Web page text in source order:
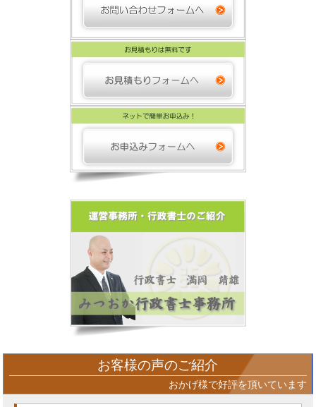
お客様の声のご紹介
おかげ様で好評を頂いています